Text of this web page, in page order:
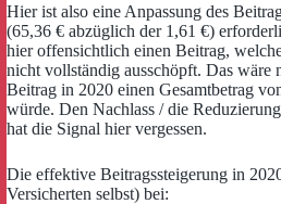
Hier ist also eine Anpassung des
(65,36 € abzüglich der 1,61 €)
hier offensichtlich einen Beitrag,
nicht vollständig ausschöpft. Das wäre
Beitrag in 2020 einen Gesamtbetrag
würde. Den Nachlass / die
hat die Signal hier vergessen.
Die effektive Beitragssteigerung in
Versicherten selbst) bei: